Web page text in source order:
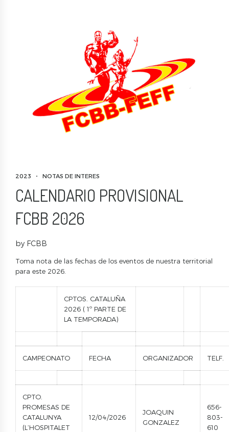
2023 NOTAS DE INTERES
CALENDARIO PROVISIONAL
FCBB 2026
by FCBB
Toma nota de las fechas de los eventos de nuestra territorial
para este 2026.
CPTOS. CATALUÑA
2026 ( 1º PARTE DE
LA TEMPORADA)
CAMPEONATO FECHA ORGANIZADOR TELF.
CPTO.
PROMESAS DE
CATALUNYA
(L’HOSPITALET
12/04/2026
JOAQUIN
GONZALEZ
656-
803-
610